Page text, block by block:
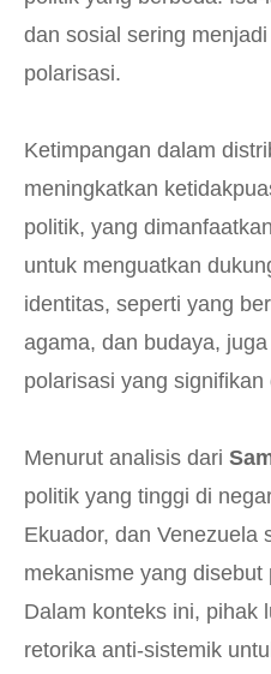
dan sosial sering
polarisasi.
Ketimpangan dalam
meningkatkan
politik, yang
untuk menguatkan
identitas, seperti yang
agama, dan budaya,
polarisasi yang
Menurut analisis dari
politik yang tinggi di
Ekuador, dan Venezuela
mekanisme yang
Dalam konteks ini, pihak
retorika anti-sistemik